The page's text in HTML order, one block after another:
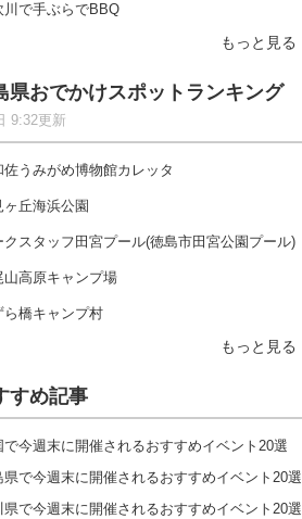
川で手ぶらでBBQ
もっと見る
県おでかけスポットランキング
9:32更新
佐うみがめ博物館カレッタ
ヶ丘海浜公園
クスタッフ田宮プール(徳島市田宮公園プール)
山高原キャンプ場
ら橋キャンプ村
もっと見る
すめ記事
で今週末に開催されるおすすめイベント20選
県で今週末に開催されるおすすめイベント20選
県で今週末に開催されるおすすめイベント20選